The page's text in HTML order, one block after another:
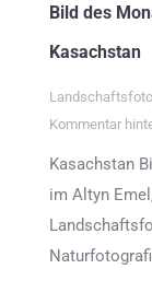
Bild des
Kasachstan
Kommentar
Kasachstan
im Altyn